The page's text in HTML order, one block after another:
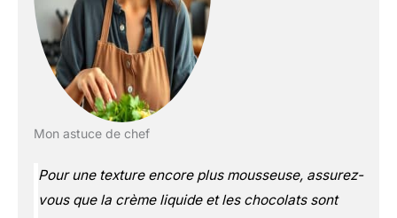
Mon astuce de chef
Pour une texture encore plus mousseuse, assurez-
vous que la crème liquide et les chocolats sont